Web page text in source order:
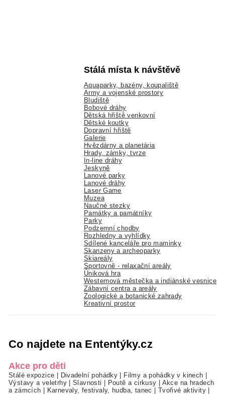
Stálá místa k návštěvě
Aquaparky, bazény, koupaliště
Army a vojenské prostory
Bludiště
Bobové dráhy
Dětská hřiště venkovní
Dětské koutky
Dopravní hřiště
Galerie
Hvězdárny a planetária
Hrady, zámky, tvrze
In-line dráhy
Jeskyně
Lanové parky
Lanové dráhy
Laser Game
Muzea
Naučné stezky
Památky a památníky
Parky
Podzemní chodby
Rozhledny a vyhlídky
Sdílené kanceláře pro maminky
Skanzeny a archeoparky
Skiareály
Sportovně - relaxační areály
Úniková hra
Westernová městečka a indiánské vesnice
Zábavní centra a areály
Zoologické a botanické zahrady
Kreativní prostor
Co najdete na Ententýky.cz
Akce pro děti
Stálé expozice Divadelní pohádky Filmy a pohádky v kinech
Výstavy a veletrhy|Slavnosti Poutě a cirkusy
Akce na hradech
a zámcích
Karnevaly, festivaly, hudba, tanec Tvořivé aktivity